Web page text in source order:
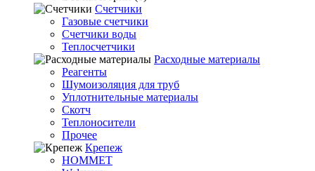
Счетчики
Газовые счетчики
Счетчики воды
Теплосчетчики
Расходные материалы
Реагенты
Шумоизоляция для труб
Уплотнительные материалы
Скотч
Теплоносители
Прочее
Крепеж
HOMMET